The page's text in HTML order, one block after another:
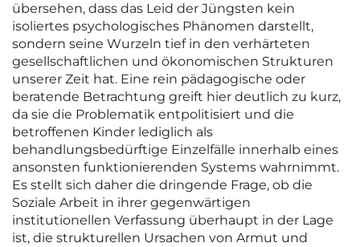
übersehen, dass das Leid der Jüngsten kein
isoliertes psychologisches Phänomen darstellt,
sondern seine Wurzeln tief in den verhärteten
gesellschaftlichen und ökonomischen Strukturen
unserer Zeit hat. Eine rein pädagogische oder
beratende Betrachtung greift hier deutlich zu kurz,
da sie die Problematik entpolitisiert und die
betroffenen Kinder lediglich als
behandlungsbedürftige Einzelfälle innerhalb eines
ansonsten funktionierenden Systems wahrnimmt.
Es stellt sich daher die dringende Frage, ob die
Soziale Arbeit in ihrer gegenwärtigen
institutionellen Verfassung überhaupt in der Lage
ist, die strukturellen Ursachen von Armut und